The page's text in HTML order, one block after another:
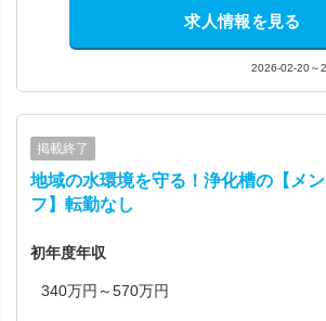
求人情報を見る
2026-02-20～
掲載終了
地域の水環境を守る！浄化槽の【メ
フ】転勤なし
初年度年収
340万円～570万円